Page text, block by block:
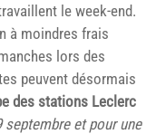
le week-end.
à moindres frais
lors des
peuvent désormais
des stations Leclerc
septembre et pour une